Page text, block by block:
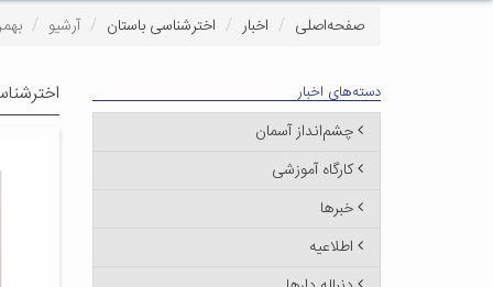
صفحه‌اصلی اخبار اخترشناسی باستان آرشیو بهمن
دسته‌های اخبار
چشم‌انداز آسمان
کارگاه آموزشی
خبرها
اطلاعیه